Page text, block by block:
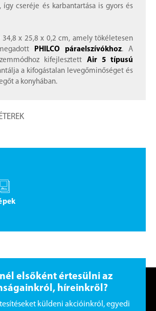
így cseréje és karbantartása is gyors és
x 25,8 x 0,2 cm, amely tökéletesen
PHILCO páraelszívókhoz. A
kifejlesztett Air 5 típusú
a kifogástalan levegőminőséget és
a konyhában.
elsőként értesülni az
híreinkről?
küldeni akcióinkról, egyedi